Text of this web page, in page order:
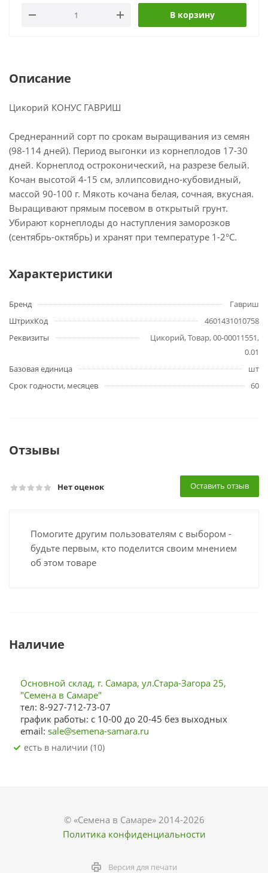
В корзину
Описание
Цикорий КОНУС ГАВРИШ
Среднеранний сорт по срокам выращивания из семян
(98-114 дней). Период выгонки из корнеплодов 17-30
дней. Корнеплод остроконический, на разрезе белый.
Кочан высотой 4-15 см, эллипсовидно-кубовидный,
массой 90-100 г. Мякоть кочана белая, сочная, вкусная.
Выращивают прямым посевом в открытый грунт.
Убирают корнеплоды до наступления заморозков
(сентябрь-октябрь) и хранят при температуре 1-2°C.
Характеристики
Бренд
Гавриш
ШтрихКод
4601431010758
Реквизиты
Цикорий, Товар, 00-00011551,
0.01
Базовая единица
шт
Срок годности, месяцев
60
Отзывы
Нет оценок Оставить отзыв
Помогите другим пользователям с выбором -
будьте первым, кто поделится своим мнением
об этом товаре
Наличие
Основной склад, г. Самара, ул.Стара-Загора 25,
"Семена в Самаре"
тел: 8-927-712-73-07
график работы: с 10-00 до 20-45 без выходных
email: sale@semena-samara.ru
Есть в наличии (10)
© «Семена в Самаре» 2014-2026
Политика конфиденциальности
Версия для печати